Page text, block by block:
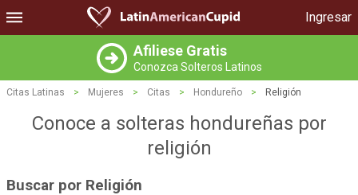
Ingresar
Afiliese Gratis
Conozca Solteros Latinos
Citas Latinas > Mujeres > Citas > Hondureño > Religión
Conoce a solteras hondureñas por
religión
Buscar por Religión